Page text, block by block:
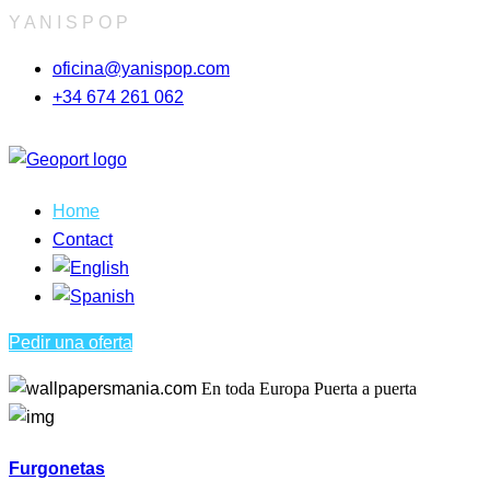
Y A N S P O P
oficina@yanispop.com
+34 674 261 062
Home
Contact
Pedir una oferta
En toda Europa Puerta a puerta
Furgonetas